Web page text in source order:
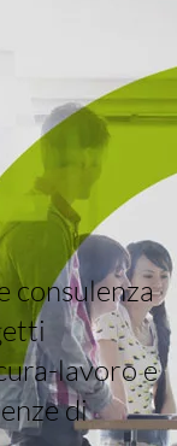
consulenza
lavoro e
di